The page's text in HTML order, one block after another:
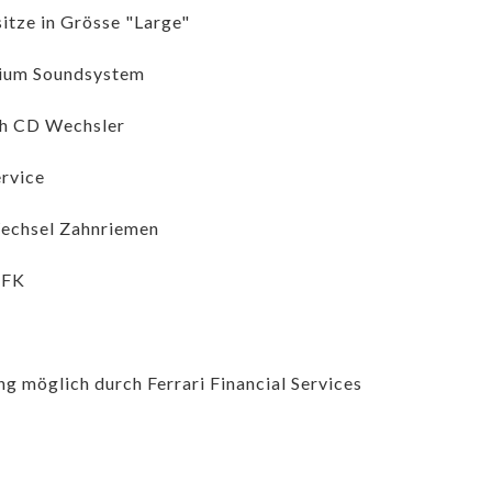
in Grösse "Large"
Soundsystem
CD Wechsler
Zahnriemen
möglich durch Ferrari Financial Services